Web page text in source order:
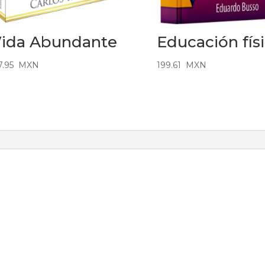
Abundante
MXN
Educación
199.61 MXN